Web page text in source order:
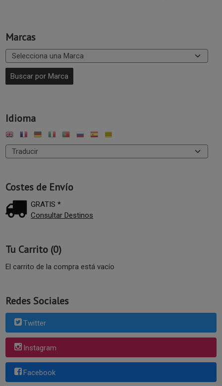
Marcas
Idioma
Costes de Envío
GRATIS *
Consultar Destinos
Tu Carrito (0)
El carrito de la compra está vacío
Redes Sociales
Twitter
Instagram
Facebook